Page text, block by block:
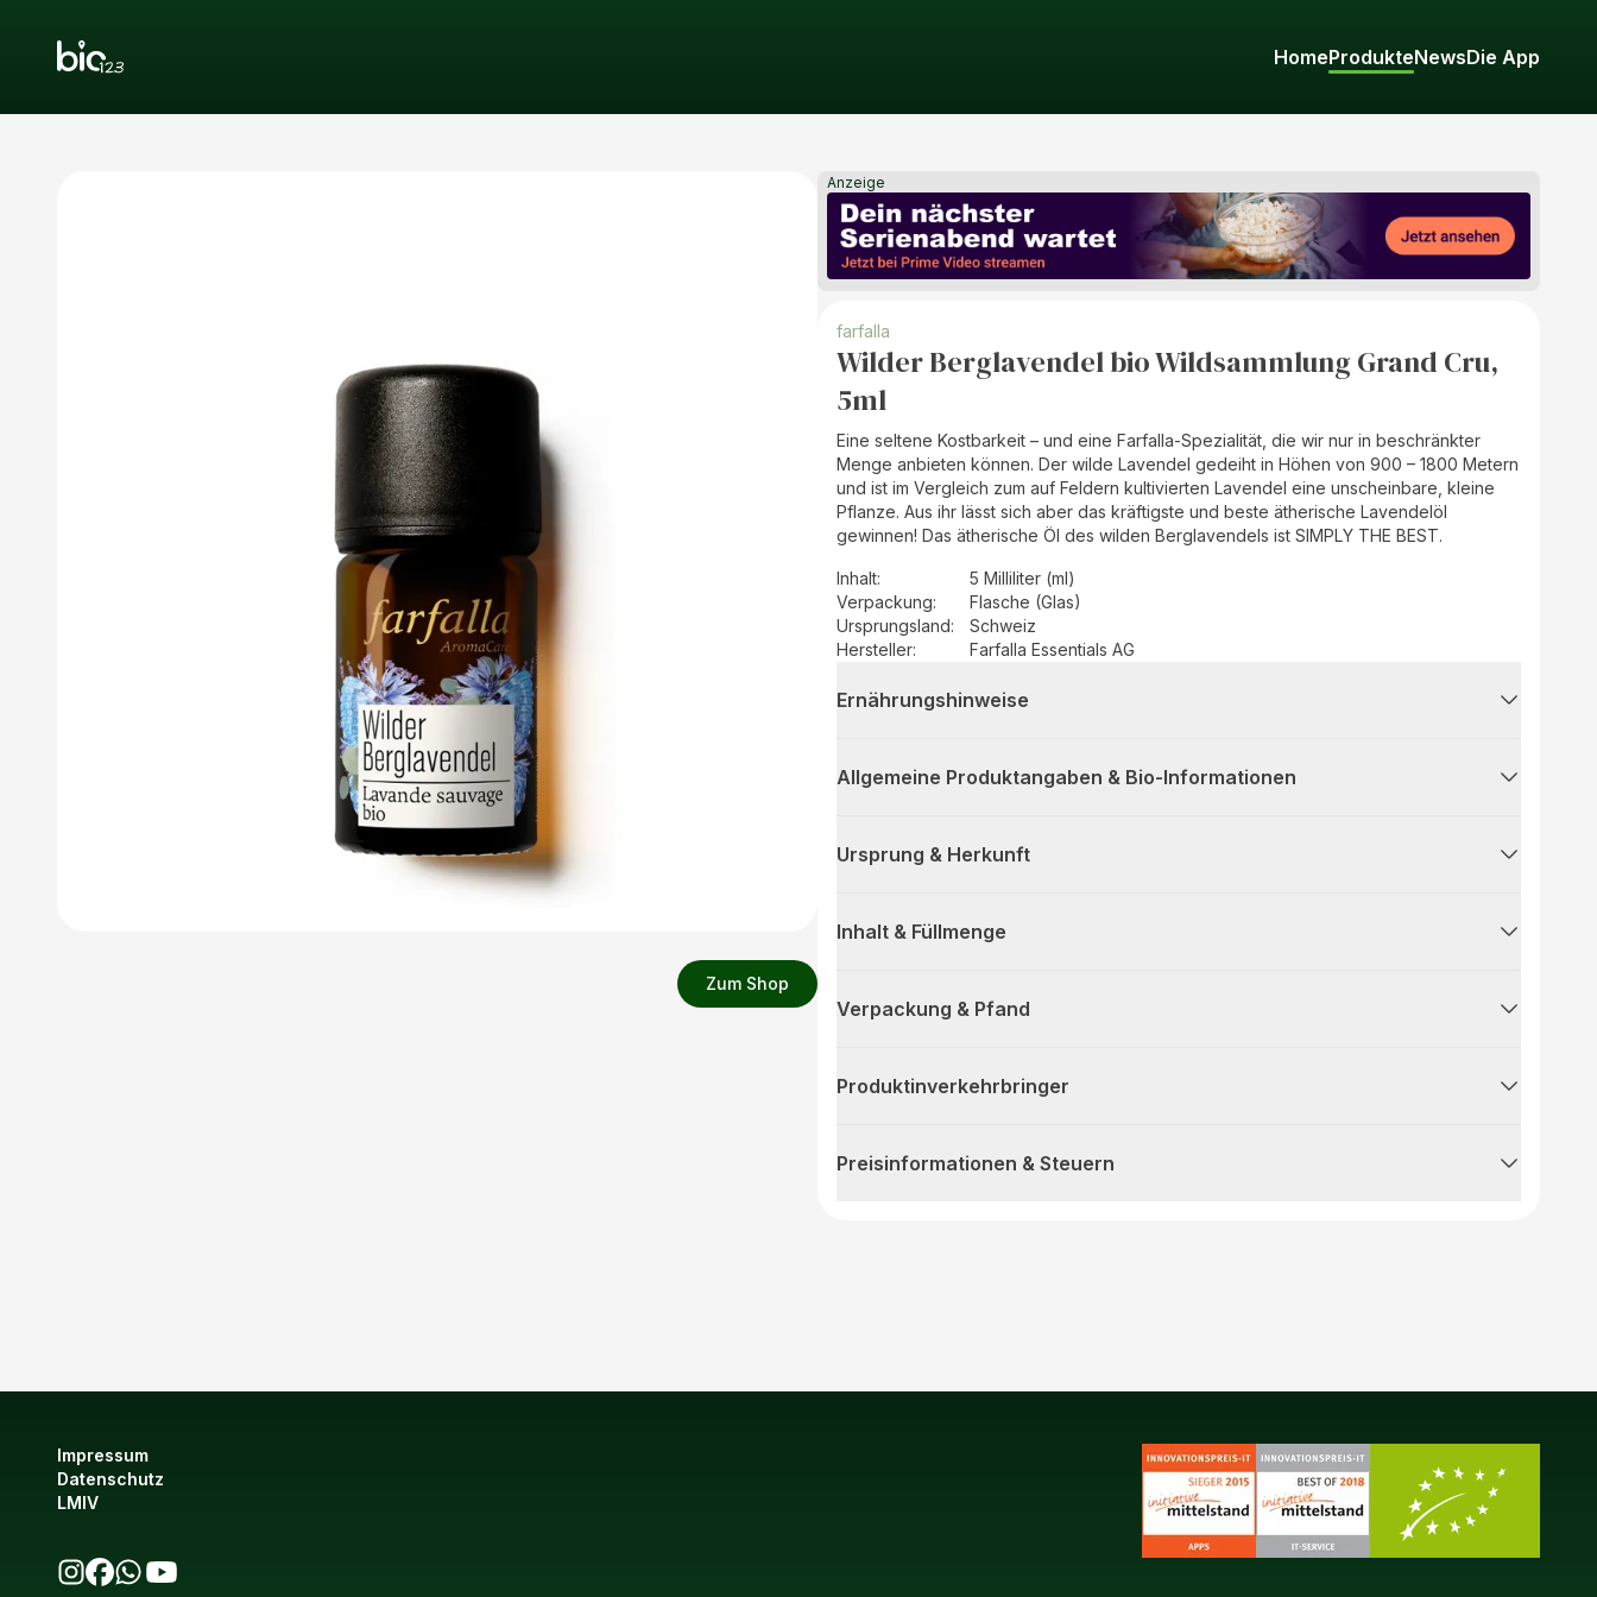
HomeProdukteNewsDie App
Zum Shop
Anzeige
farfalla
Wilder Berglavendel bio Wildsammlung Grand Cru,
5ml
Eine seltene Kostbarkeit – und eine Farfalla-Spezialität, die wir nur in beschränkter
Menge anbieten können. Der wilde Lavendel gedeiht in Höhen von 900 – 1800 Metern
und ist im Vergleich zum auf Feldern kultivierten Lavendel eine unscheinbare, kleine
Pflanze. Aus ihr lässt sich aber das kräftigste und beste ätherische Lavendelöl
gewinnen! Das ätherische Öl des wilden Berglavendels ist SIMPLY THE BEST.
Inhalt:
5 Milliliter (ml)
Verpackung:
Flasche (Glas)
Ursprungsland:
Schweiz
Hersteller: Farfalla Essentials AG
Ernährungshinweise
Allgemeine Produktangaben & Bio-Informationen
Ursprung & Herkunft
Inhalt & Füllmenge
Verpackung & Pfand
Produktinverkehrbringer
Preisinformationen & Steuern
Impressum
Datenschutz
LMIV